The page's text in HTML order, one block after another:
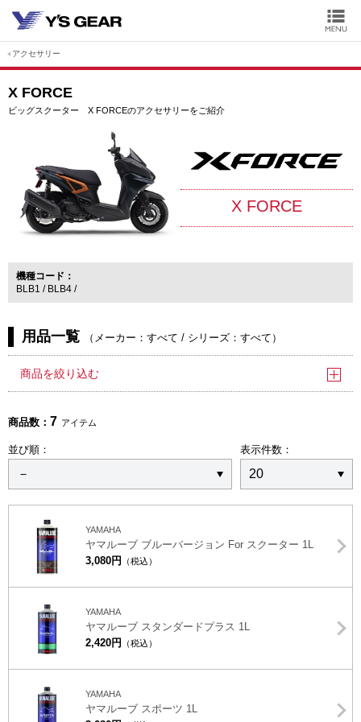
アクセサリー
X FORCE
ビッグスクーター X FORCEのアクセサリーをご紹介
X FORCE
機種コード
BLB1
BLB4
用品一覧 （ メーカー：すべて / シリーズ：すべて ）
商品を絞り込む
商品数： 7 アイテム
並び順： 表示件数：
YAMAHA
ヤマルーブ ブルーバージョン For スクーター 1L
3,080円
（税込）
YAMAHA
ヤマルーブ スタンダードプラス 1L
2,420円
（税込）
YAMAHA
ヤマルーブ スポーツ 1L